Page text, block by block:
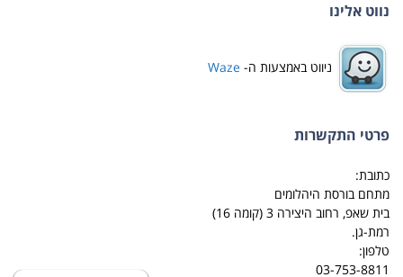
נווט אלינו
ניווט באמצעות ה- Waze
פרטי התקשרות
כתובת:
מתחם בורסת היהלומים
בית שאפ, רחוב היצירה 3 (קומה 16)
רמת-גן.
טלפון:
03-753-8811